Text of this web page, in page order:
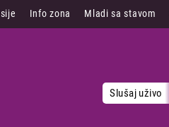
Info zona Mladi sa stavom
Slušaj uživo